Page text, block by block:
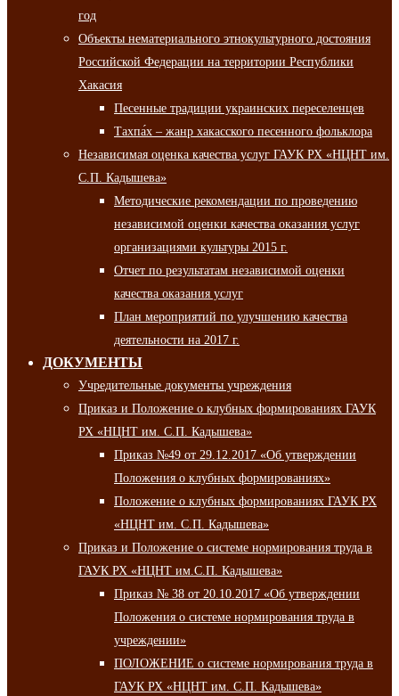
год
Объекты нематериального этнокультурного достояния
Российской Федерации на территории Республики
Хакасия
Песенные традиции украинских переселенцев
Тахпа́х – жанр хакасского песенного фольклора
Независимая оценка качества услуг ГАУК РХ «НЦНТ им.
С.П. Кадышева»
Методические рекомендации по проведению
независимой оценки качества оказания услуг
организациями культуры 2015 г.
Отчет по результатам независимой оценки
качества оказания услуг
План мероприятий по улучшению качества
деятельности на 2017 г.
ДОКУМЕНТЫ
Учредительные документы учреждения
Приказ и Положение о клубных формированиях ГАУК
РХ «НЦНТ им. С.П. Кадышева»
Приказ №49 от 29.12.2017 «Об утверждении
Положения о клубных формированиях»
Положение о клубных формированиях ГАУК РХ
«НЦНТ им. С.П. Кадышева»
Приказ и Положение о системе нормирования труда в
ГАУК РХ «НЦНТ им.С.П. Кадышева»
Приказ № 38 от 20.10.2017 «Об утверждении
Положения о системе нормирования труда в
учреждении»
ПОЛОЖЕНИЕ о системе нормирования труда в
ГАУК РХ «НЦНТ им. С.П. Кадышева»